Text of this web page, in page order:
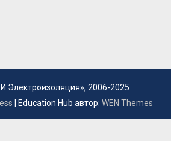
2006-2025
Education Hub автор: WEN Themes